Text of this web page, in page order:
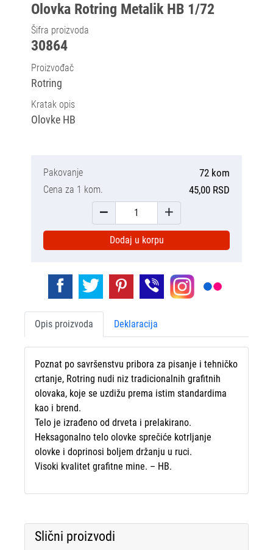
Olovka Rotring Metalik HB 1/72
Šifra proizvoda
30864
Proizvođač
Rotring
Kratak opis
Olovke HB
Pakovanje 72 kom
Cena za 1 kom. 45,00 RSD
Dodaj u korpu
Opis proizvoda Deklaracija
Poznat po savršenstvu pribora za pisanje i tehničko
crtanje, Rotring nudi niz tradicionalnih grafitnih
olovaka, koje se uzdižu prema istim standardima
kao i brend.
Telo je izrađeno od drveta i prelakirano.
Heksagonalno telo olovke sprečiće kotrljanje
olovke i doprinosi boljem držanju u ruci.
Visoki kvalitet grafitne mine. – HB.
Slični proizvodi